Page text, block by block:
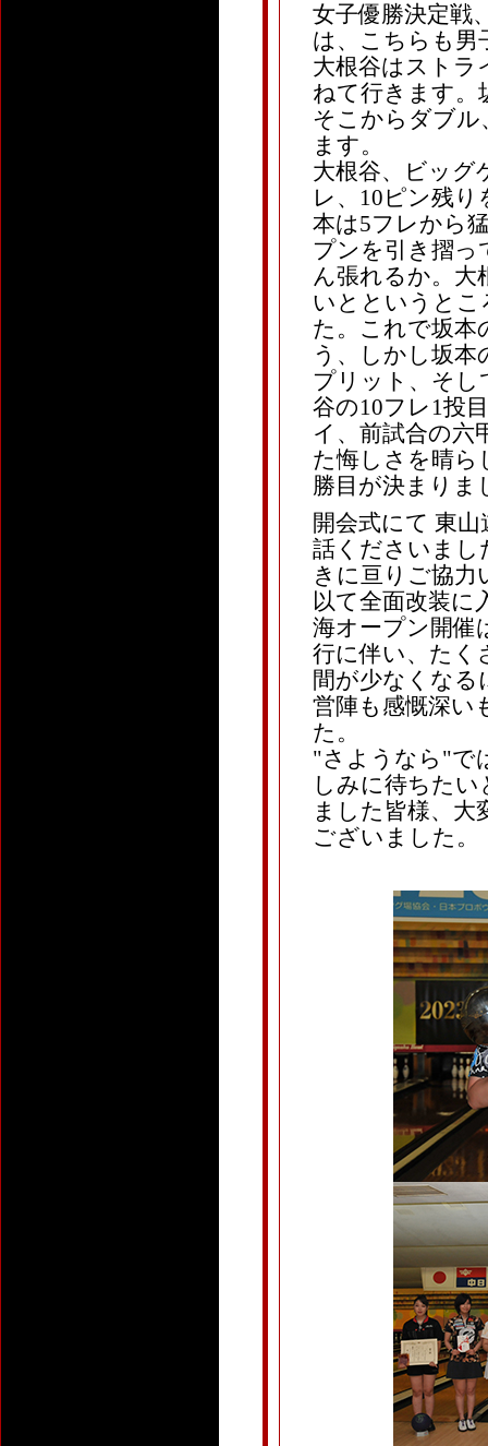
女子優勝決定戦
は、こちらも男
大根谷はストラ
ねて行きます。
そこからダブ
ます。
大根谷、ビッグ
レ、10ピン残
本は5フレから
プンを引き摺っ
ん張れるか。大
いとというとこ
た。これで坂本
う、しかし坂本
プリット、そし
谷の10フレ1投
イ、前試合の六
た悔しさを晴ら
勝目が決まりま
開会式にて 東
話くださいまし
きに亘りご協
以て全面改装に
海オープン開催
行に伴い、たく
間が少なくなる
営陣も感慨深い
た。
"さようなら"で
しみに待ちた
ました皆様、
ございました。